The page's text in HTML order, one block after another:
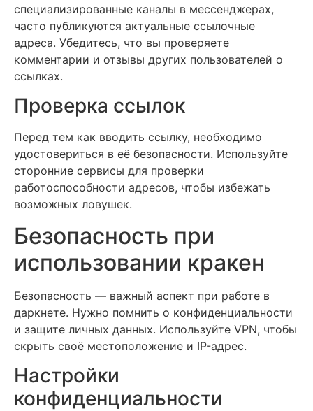
специализированные каналы в мессенджерах,
часто публикуются актуальные ссылочные
адреса. Убедитесь, что вы проверяете
комментарии и отзывы других пользователей о
ссылках.
Проверка ссылок
Перед тем как вводить ссылку, необходимо
удостовериться в её безопасности. Используйте
сторонние сервисы для проверки
работоспособности адресов, чтобы избежать
возможных ловушек.
Безопасность при
использовании кракен
Безопасность — важный аспект при работе в
даркнете. Нужно помнить о конфиденциальности
и защите личных данных. Используйте VPN, чтобы
скрыть своё местоположение и IP-адрес.
Настройки
конфиденциальности